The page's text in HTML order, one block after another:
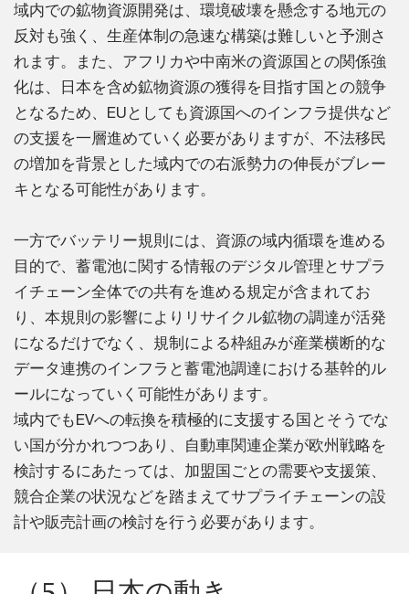
域内での鉱物資源開発は、環境破壊を懸念する地元の
反対も強く、生産体制の急速な構築は難しいと予測さ
れます。また、アフリカや中南米の資源国との関係強
化は、日本を含め鉱物資源の獲得を目指す国との競争
となるため、EUとしても資源国へのインフラ提供など
の支援を一層進めていく必要がありますが、不法移民
の増加を背景とした域内での右派勢力の伸長がブレー
キとなる可能性があります。
一方でバッテリー規則には、資源の域内循環を進める
目的で、蓄電池に関する情報のデジタル管理とサプラ
イチェーン全体での共有を進める規定が含まれてお
り、本規則の影響によりリサイクル鉱物の調達が活発
になるだけでなく、規制による枠組みが産業横断的な
データ連携のインフラと蓄電池調達における基幹的ル
ールになっていく可能性があります。
域内でもEVへの転換を積極的に支援する国とそうでな
い国が分かれつつあり、自動車関連企業が欧州戦略を
検討するにあたっては、加盟国ごとの需要や支援策、
競合企業の状況などを踏まえてサプライチェーンの設
計や販売計画の検討を行う必要があります。